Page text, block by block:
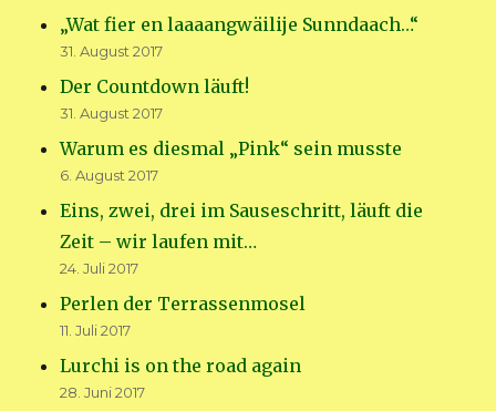
„Wat fier en laaaangwäilije Sunndaach…“
31. August 2017
Der Countdown läuft!
31. August 2017
Warum es diesmal „Pink“ sein musste
6. August 2017
Eins, zwei, drei im Sauseschritt, läuft die
Zeit – wir laufen mit…
24. Juli 2017
Perlen der Terrassenmosel
11. Juli 2017
Lurchi is on the road again
28. Juni 2017